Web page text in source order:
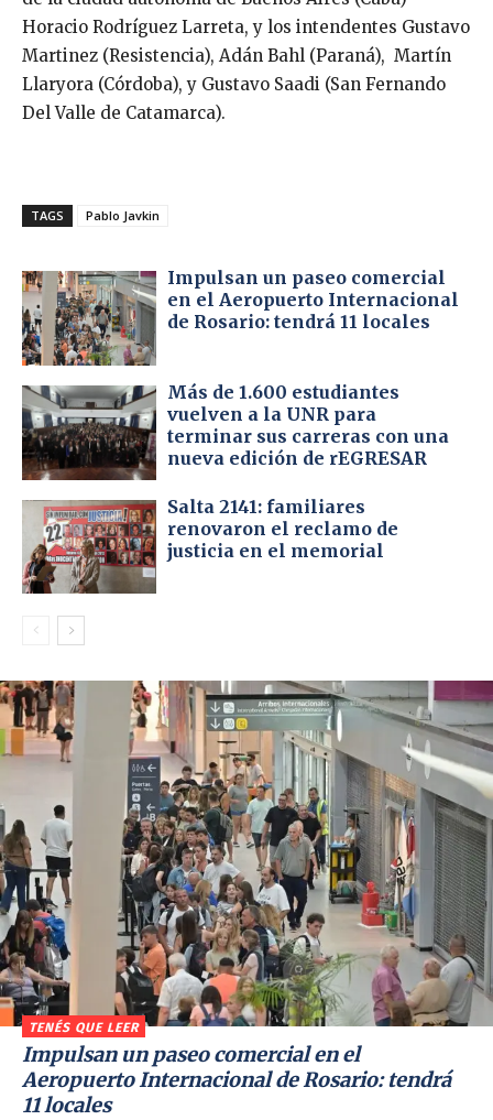
Horacio Rodríguez Larreta, y los intendentes Gustavo
Martinez (Resistencia), Adán Bahl (Paraná), Martín
Llaryora (Córdoba), y Gustavo Saadi (San Fernando
Del Valle de Catamarca).
TAGS Pablo Javkin
Impulsan un paseo comercial
en el Aeropuerto Internacional
de Rosario: tendrá 11 locales
Más de 1.600 estudiantes
vuelven a la UNR para
terminar sus carreras con una
nueva edición de rEGRESAR
Salta 2141: familiares
renovaron el reclamo de
justicia en el memorial
TENÉS QUE LEER
Impulsan un paseo comercial en el
Aeropuerto Internacional de Rosario: tendrá
11 locales